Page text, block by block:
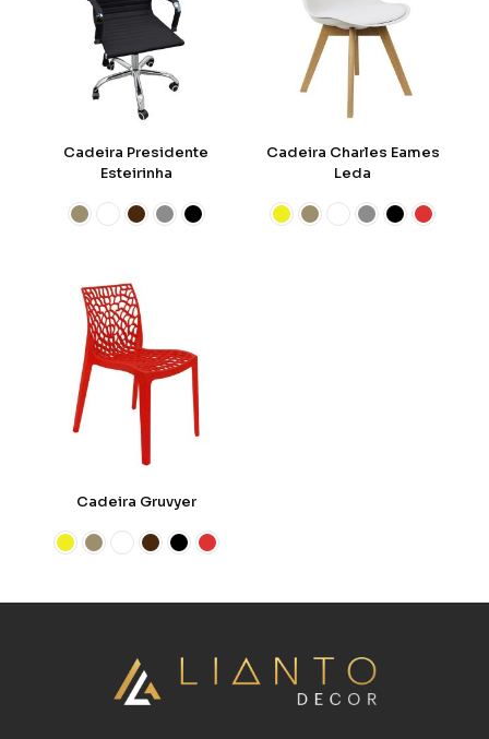
Cadeira Presidente
Esteirinha
Cadeira Charles Eames
Leda
Cadeira Gruvyer